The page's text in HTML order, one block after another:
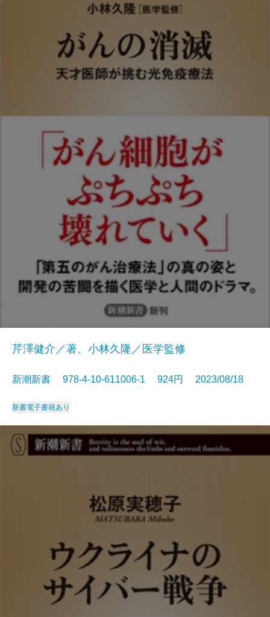
芹澤健介／著、小林久隆／医学監修
新潮新書 978-4-10-611006-1 924円 2023/08/18
新書電子書籍あり